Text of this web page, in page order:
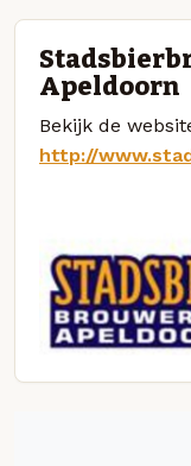
Apeldoorn
Bekijk de
http://